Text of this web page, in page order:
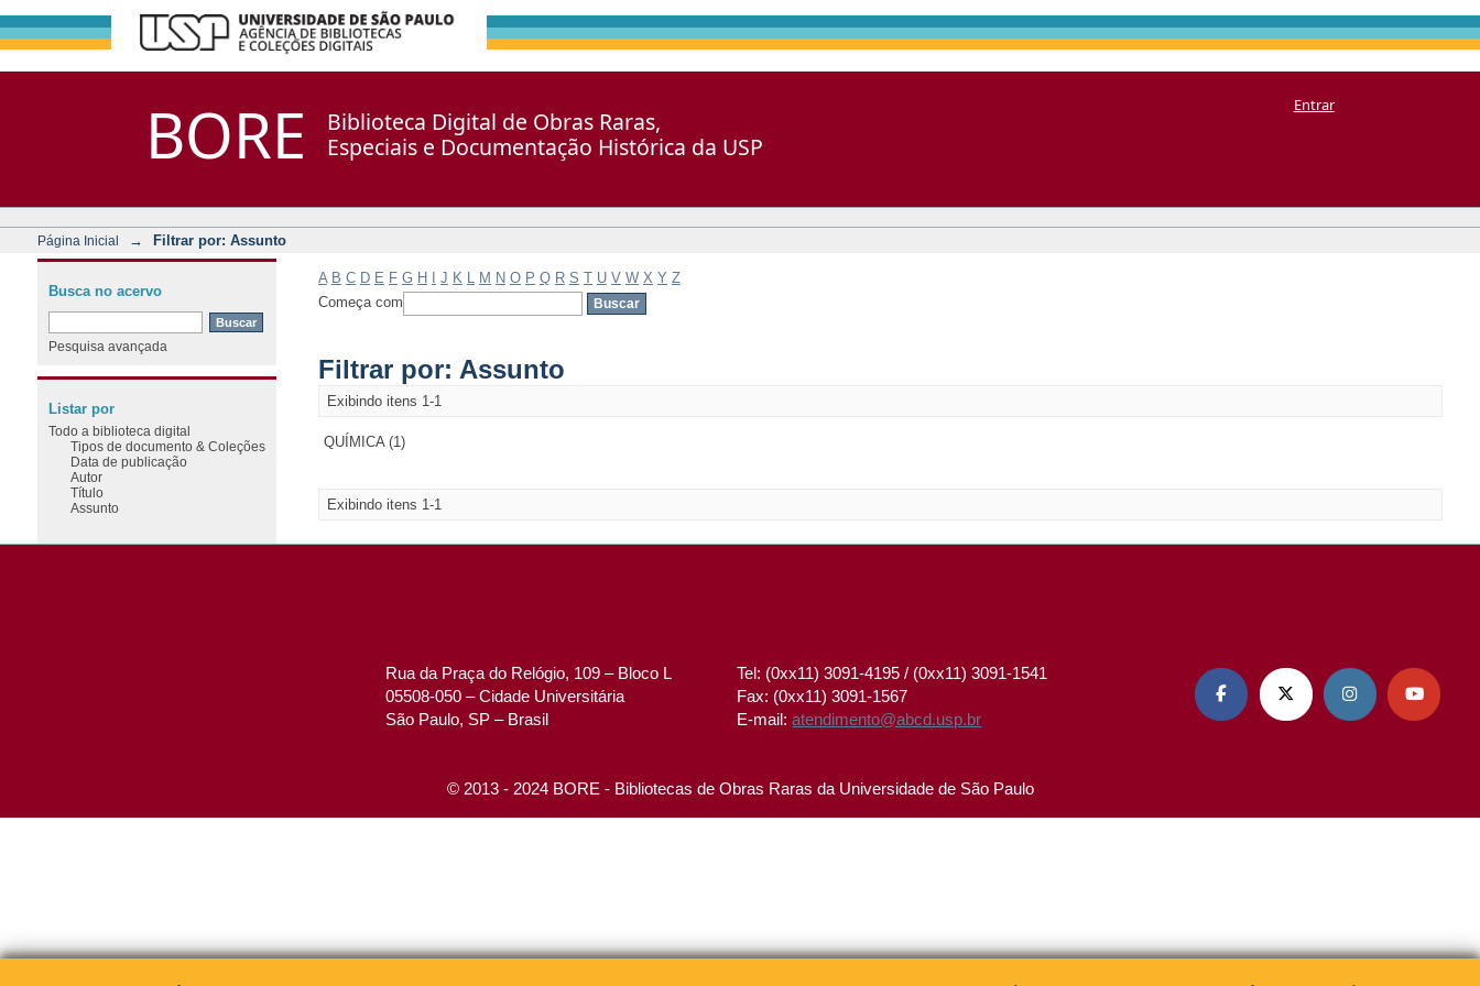
BORE
Biblioteca Digital de Obras Raras,
Especiais e Documentação Histórica da USP
Entrar
Página Inicial → Filtrar por: Assunto
A B C D E F G H J K M N O P Q R S T U V W X Y Z
Começa com
Filtrar por: Assunto
Exibindo itens 1-1
QUÍMICA (1)
Exibindo itens 1-1
Busca no acervo
Pesquisa avançada
Listar por
Todo a biblioteca digital
Tipos de documento & Coleções
Data de publicação
Autor
Título
Assunto
Rua da Praça do Relógio, 109 – Bloco L
05508-050 – Cidade Universitária
São Paulo, SP – Brasil
Tel: (0xx11) 3091-4195 / (0xx11) 3091-1541
Fax: (0xx11) 3091-1567
E-mail:atendimento@abcd.usp.br
   
© 2013 - 2024 BORE - Bibliotecas de Obras Raras da Universidade de São Paulo